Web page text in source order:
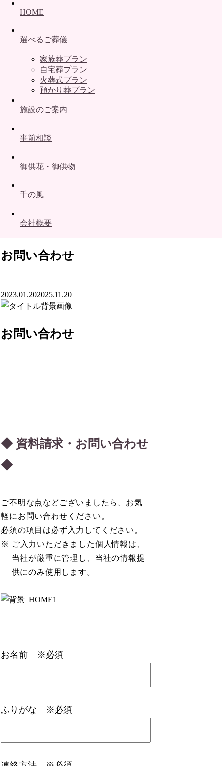
HOME
選べるご葬儀
家族葬プラン
自宅葬プラン
火葬式プラン
預かり葬プラン
施設のご案内
事前相談
御供花・御供物
千の風
会社概要
お問い合わせ
2023.01.202025.11.20
お問い合わせ
◆ 資料請求・お問い合わせ
◆
ご不明な点などございましたら、お気
軽にお問い合わせください。
必須の項目は必ず入力してください。
※ ご入力いただきました個人情報は、
当社が厳重に管理し、当社の情報提
供にのみ使用します。
お名前 ※必須
ふりがな ※必須